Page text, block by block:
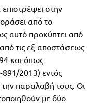
στην
από το
αυτό προκύπτει από
τις εξ αποστάσεως
και όπως
2013) εντός
παραλαβή τους. Οι
με δύο